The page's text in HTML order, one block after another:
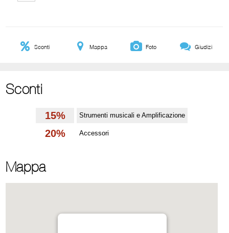
Sconti Mappa Foto Giudizi
Sconti
15% Strumenti musicali e Amplificazione
20% Accessori
Mappa